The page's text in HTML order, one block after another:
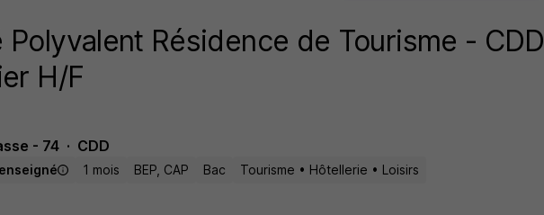
Polyvalent Résidence de Tourisme - CDD
H/F
- 74
CDD
1 mois BEP, CAP Bac Tourisme • Hôtellerie • Loisirs